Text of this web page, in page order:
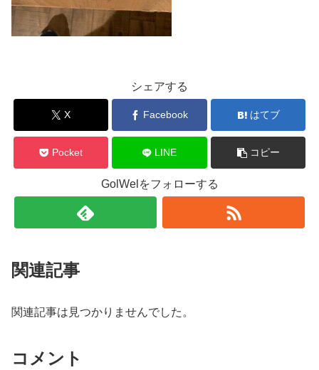
シェアする
X Facebook はてブ
Pocket LINE コピー
GolWelをフォローする
関連記事
関連記事は見つかりませんでした。
コメント